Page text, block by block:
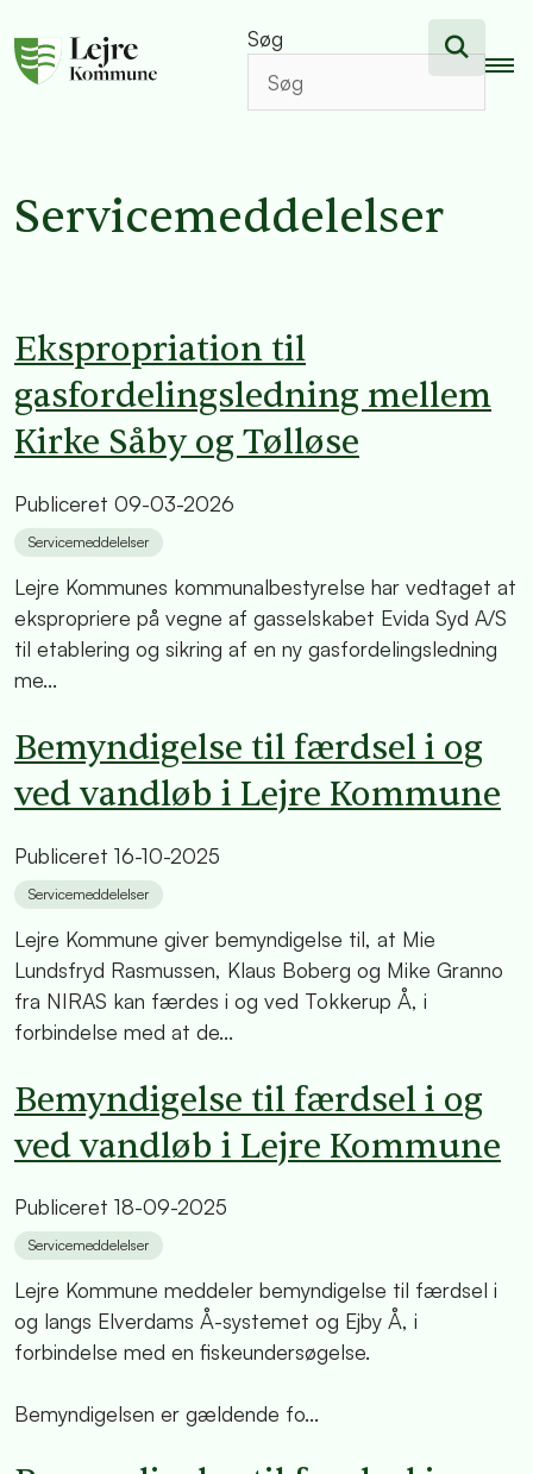
Søg
Servicemeddelelser
Ekspropriation til
gasfordelingsledning mellem
Kirke Såby og Tølløse
Publiceret 09-03-2026
Servicemeddelelser
Lejre Kommunes kommunalbestyrelse har vedtaget at
ekspropriere på vegne af gasselskabet Evida Syd A/S
til etablering og sikring af en ny gasfordelingsledning
me...
Bemyndigelse til færdsel i og
ved vandløb i Lejre Kommune
Publiceret 16-10-2025
Servicemeddelelser
Lejre Kommune giver bemyndigelse til, at Mie
Lundsfryd Rasmussen, Klaus Boberg og Mike Granno
fra NIRAS kan færdes i og ved Tokkerup Å, i
forbindelse med at de...
Bemyndigelse til færdsel i og
ved vandløb i Lejre Kommune
Publiceret 18-09-2025
Servicemeddelelser
Lejre Kommune meddeler bemyndigelse til færdsel i
og langs Elverdams Å-systemet og Ejby Å, i
forbindelse med en fiskeundersøgelse.
Bemyndigelsen er gældende fo...